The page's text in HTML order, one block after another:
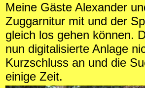
Meine Gäste Alexander
Zuggarnitur mit und der
gleich los gehen können.
nun digitalisierte Anlage
Kurzschluss an und die
einige Zeit.